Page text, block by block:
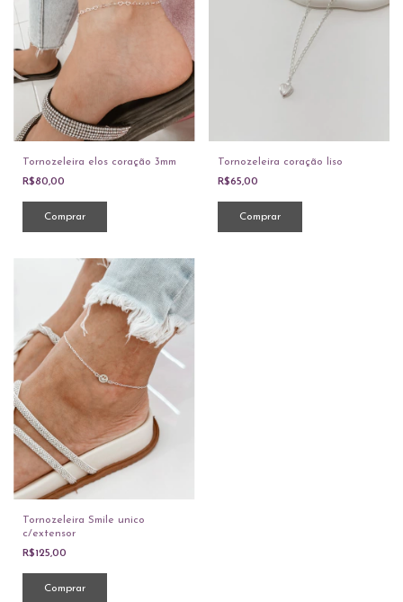
Tornozeleira elos coração 3mm
R$80,00
Tornozeleira coração liso
R$65,00
Tornozeleira Smile unico
c/extensor
R$125,00